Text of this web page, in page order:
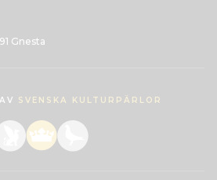
Gnesta
SVENSKA KULTURPÄRLOR